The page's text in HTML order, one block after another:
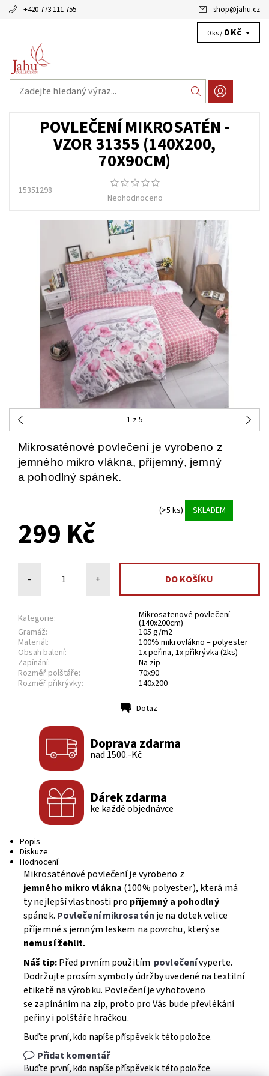
+420 773 111 755 shop@jahu.cz
0 ks / 0 Kč
POVLEČENÍ MIKROSATÉN -
VZOR 31355 (140X200,
70X90CM)
15351298
Neohodnoceno
1 z 5
Mikrosaténové povlečení je vyrobeno z
jemného mikro vlákna, příjemný, jemný
a pohodlný spánek.
(>5 ks) SKLADEM
299 Kč
- +
Kategorie: Mikrosatenové povlečení
(140x200cm)
Gramáž:
105 g/m2
Materiál:
100% mikrovlákno – polyester
Obsah balení:
1x peřina, 1x přikrývka (2ks)
Zapínání:
Na zip
Rozměř polštáře:
70x90
Rozměř přikrývky:
140x200
Dotaz
Doprava zdarma
nad 1500.-Kč
Dárek zdarma
ke každé objednávce
Popis
Diskuze
Hodnocení
Mikrosaténové povlečení je vyrobeno z
jemného mikro vlákna (100% polyester), která má
ty nejlepší vlastnosti pro příjemný a pohodlný
spánek. Povlečení mikrosatén je na dotek velice
příjemné s jemným leskem na povrchu, který se
nemusí žehlit.
Náš tip:Před prvním použitím povlečenívyperte.
Dodržujte prosím symboly údržby uvedené na textilní
etiketě na výrobku. Povlečení je vyhotoveno
se zapínáním na zip, proto pro Vás bude převlékání
peřiny i polštáře hračkou.
Buďte první, kdo napíše příspěvek k této položce.
Přidat komentář
Buďte první, kdo napíše příspěvek k této položce.